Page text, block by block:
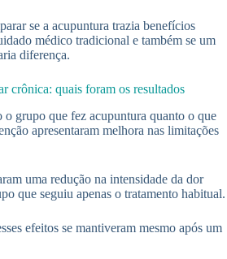
se a acupuntura trazia benefícios
médico tradicional e também se um
diferença.
crônica: quais foram os resultados
o grupo que fez acupuntura quanto o que
apresentaram melhora nas limitações
uma redução na intensidade da dor
que seguiu apenas o tratamento habitual.
efeitos se mantiveram mesmo após um